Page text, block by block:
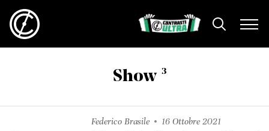
Show 3
Federico Brasile 16 Ottobre 2021